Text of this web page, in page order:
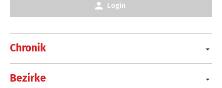
Chronik
Bezirke
Login